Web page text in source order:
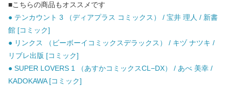
■こちらの商品もオススメです
● テンカウント 3 （ディアプラス コミックス） / 宝井 理人 / 新書
館 [コミック]
● リンクス （ビーボーイコミックスデラックス） / キヅ ナツキ /
リブレ出版 [コミック]
● SUPER LOVERS 1 （あすかコミックスCL−DX） / あべ 美幸 /
KADOKAWA [コミック]